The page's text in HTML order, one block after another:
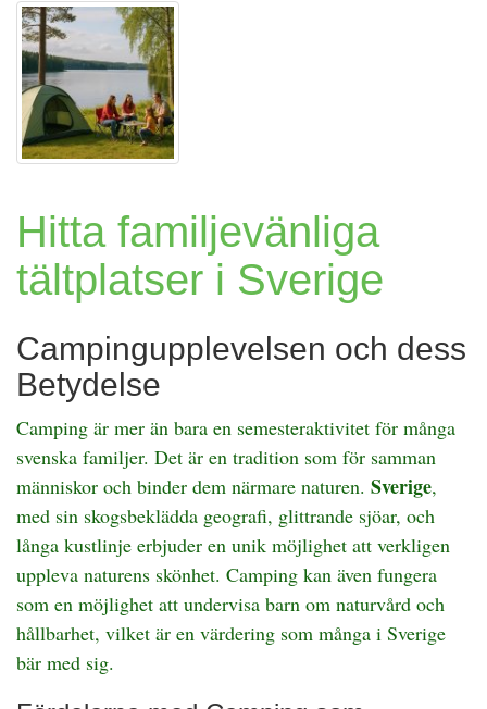
Hitta familjevänliga
tältplatser i Sverige
Campingupplevelsen och dess
Betydelse
Camping är mer än bara en semesteraktivitet för många
svenska familjer. Det är en tradition som för samman
människor och binder dem närmare naturen. Sverige,
med sin skogsbeklädda geografi, glittrande sjöar, och
långa kustlinje erbjuder en unik möjlighet att verkligen
uppleva naturens skönhet. Camping kan även fungera
som en möjlighet att undervisa barn om naturvård och
hållbarhet, vilket är en värdering som många i Sverige
bär med sig.